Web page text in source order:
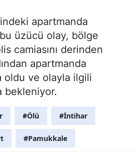
apartmanda
üzücü olay, bölge
camiasını derinden
apartmanda
oldu ve olayla ilgili
bekleniyor.
#Ölü #İntihar
#Pamukkale